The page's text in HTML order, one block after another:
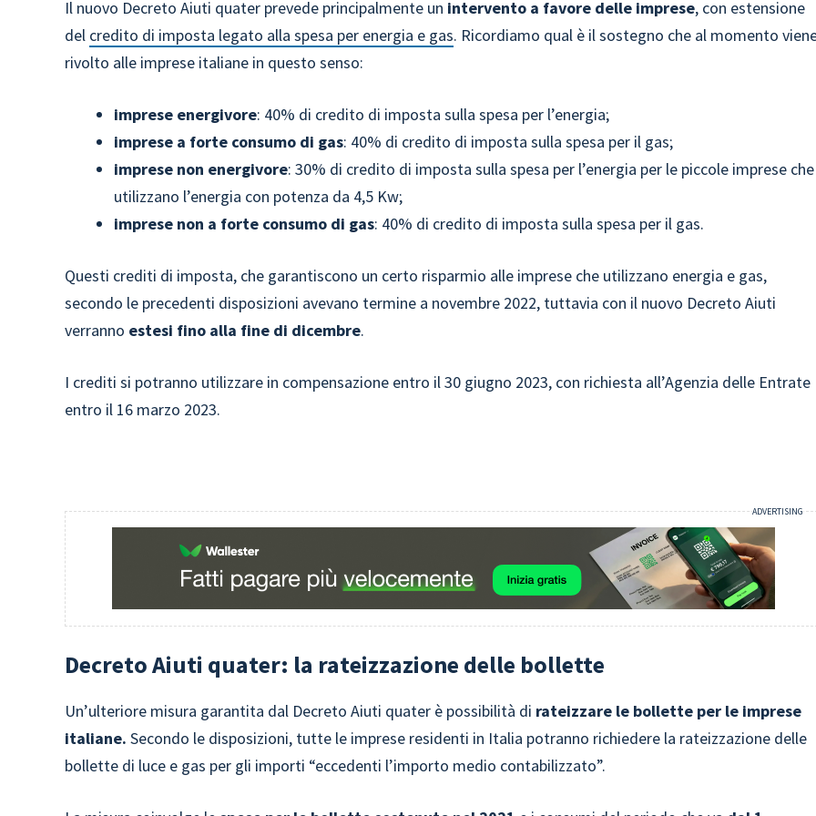
Il nuovo Decreto Aiuti quater prevede principalmente un intervento a favore delle imprese, con estensione
del credito di imposta legato alla spesa per energia e gas. Ricordiamo qual è il sostegno che al momento
rivolto alle imprese italiane in questo senso:
imprese energivore: 40% di credito di imposta sulla spesa per l’energia;
imprese a forte consumo di gas: 40% di credito di imposta sulla spesa per il gas;
imprese non energivore: 30% di credito di imposta sulla spesa per l’energia per le piccole imprese che
utilizzano l’energia con potenza da 4,5 Kw;
imprese non a forte consumo di gas: 40% di credito di imposta sulla spesa per il gas.
Questi crediti di imposta, che garantiscono un certo risparmio alle imprese che utilizzano energia e gas,
secondo le precedenti disposizioni avevano termine a novembre 2022, tuttavia con il nuovo Decreto Aiuti
verranno estesi fino alla fine di dicembre.
I crediti si potranno utilizzare in compensazione entro il 30 giugno 2023, con richiesta all’Agenzia delle Entrate
entro il 16 marzo 2023.
Decreto Aiuti quater: la rateizzazione delle bollette
Un’ulteriore misura garantita dal Decreto Aiuti quater è possibilità di rateizzare le bollette per le imprese
italiane. Secondo le disposizioni, tutte le imprese residenti in Italia potranno richiedere la rateizzazione delle
bollette di luce e gas per gli importi “eccedenti l’importo medio contabilizzato”.